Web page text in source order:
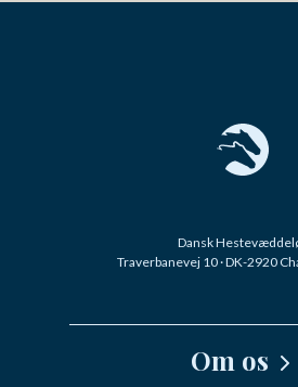
Dansk
Traverbanevej 10 · DK-2920
Om os